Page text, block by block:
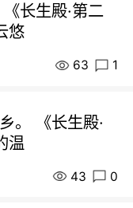
长生殿·第二
悠
63 1
。 《长生殿·
温
43 0